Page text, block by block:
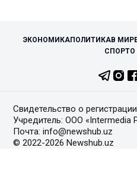
ЭКОНОМИКАПОЛИТИКАВ
СПОРТО
Свидетельство о
Учредитель: ООО «Intermedia
Почта: info@newshub.uz
© 2022-2026 Newshub.uz